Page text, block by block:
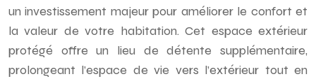
un investissement majeur pour améliorer le confort et
la valeur de votre habitation. Cet espace extérieur
protégé offre un lieu de détente supplémentaire,
prolongeant l’espace de vie vers l’extérieur tout en